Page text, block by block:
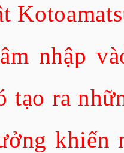
nhập
tạo ra
khiến